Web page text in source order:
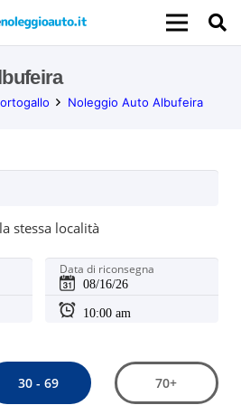
Noleggio Auto Albufeira
stessa località
Data di riconsegna
30 - 69 70+